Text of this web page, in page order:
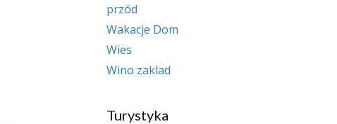
przód
Wakacje Dom
Wies
Wino zaklad
Turystyka